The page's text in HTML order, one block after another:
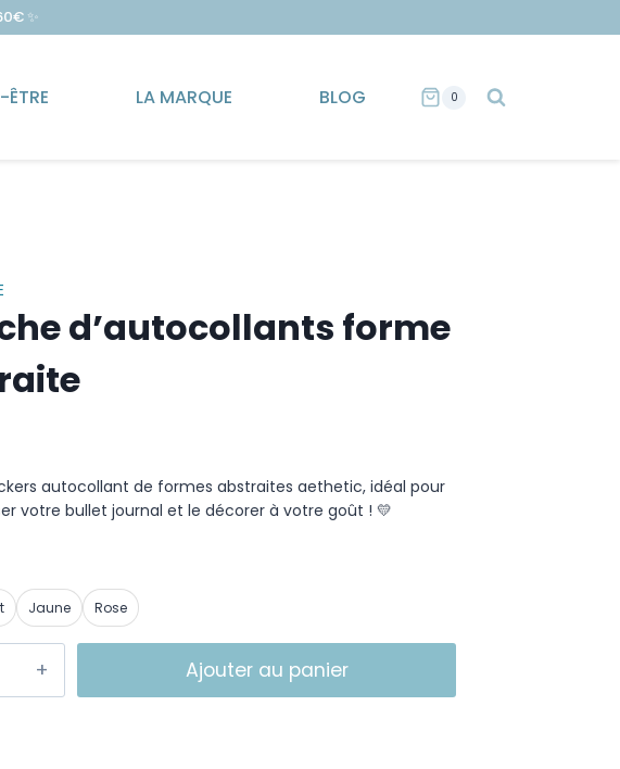
✨
ÊTRE LA MARQUE BLOG 0
d’autocollants forme
autocollant de formes abstraites aethetic, idéal pour
votre bullet journal et le décorer à votre goût ! 💛
Jaune Rose
Ajouter au panier